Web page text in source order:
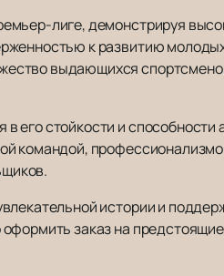
лиге, демонстрируя
к развитию
выдающихся
его стойкости и
командой,
истории и
заказ на